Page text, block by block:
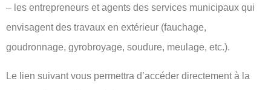
– les entrepreneurs et agents des services municipaux qui
envisagent des travaux en extérieur (fauchage,
goudronnage, gyrobroyage, soudure, meulage, etc.).
Le lien suivant vous permettra d’accéder directement à la